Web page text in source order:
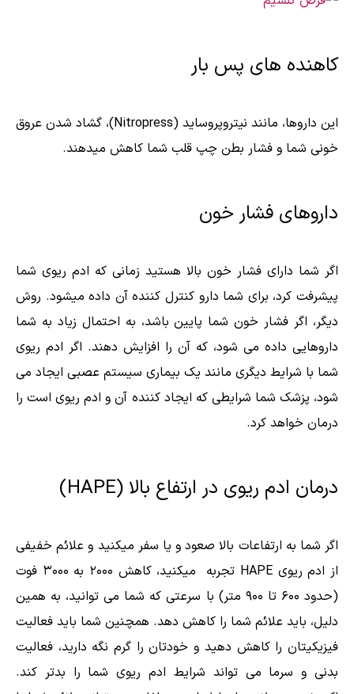
کاهنده های پس بار
این داروها، مانند نیتروپروساید (Nitropress)، گشاد شدن عروق
خونی شما و فشار بطن چپ قلب شما کاهش میدهند.
داروهای فشار خون
اگر شما دارای فشار خون بالا هستید زمانی که ادم ریوی شما
پیشرفت کرد، برای شما دارو کنترل کننده آن داده میشود. روش
دیگر، اگر فشار خون شما پایین باشد، به احتمال زیاد به شما
داروهایی داده می شود، که آن را افزایش دهند. اگر ادم ریوی
شما با شرایط دیگری مانند یک بیماری سیستم عصبی ایجاد می
شود، پزشک شما شرایطی که ایجاد کننده آن و ادم ریوی است را
درمان خواهد کرد.
درمان ادم ریوی در ارتفاع بالا (HAPE)
اگر شما به ارتفاعات بالا صعود و یا سفر میکنید و علائم خفیفی
از ادم ریوی HAPE تجربه میکنید، کاهش ۲۰۰۰ به ۳۰۰۰ فوت
(حدود ۶۰۰ تا ۹۰۰ متر) با سرعتی که شما می توانید، به همین
دلیل، باید علائم شما را کاهش دهد. همچنین شما باید فعالیت
فیزیکیتان را کاهش دهید و خودتان را گرم نگه دارید، فعالیت
بدنی و سرما می تواند شرایط ادم ریوی شما را بدتر کند.